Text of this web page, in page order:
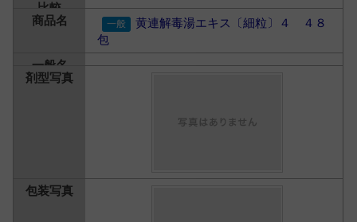
黄連解毒湯エキス〔細粒〕４ ４８
包